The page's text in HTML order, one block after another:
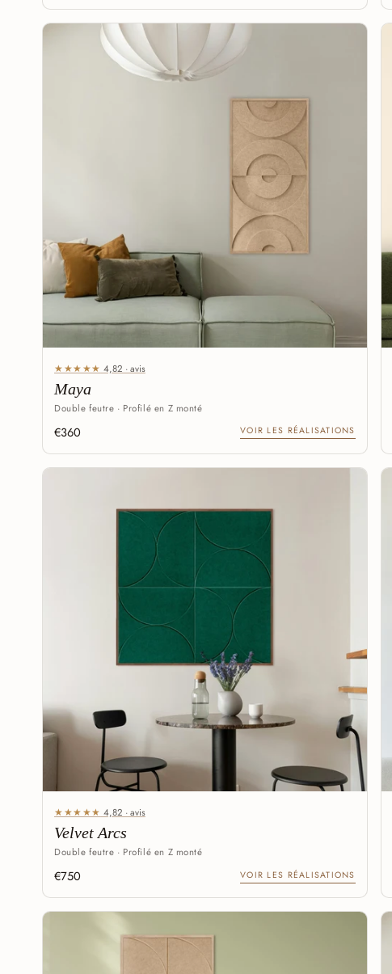
★★★★★ 4,82 · avis
Maya
Double feutre · Profilé en Z monté
€360 VOIR LES RÉALISATIONS
★★★★★ 4,82 · avis
Velvet Arcs
Double feutre · Profilé en Z monté
€750 VOIR LES RÉALISATIONS